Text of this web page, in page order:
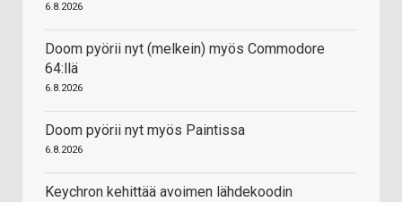
6.8.2026
Doom pyörii nyt (melkein) myös Commodore
64:llä
6.8.2026
Doom pyörii nyt myös Paintissa
6.8.2026
Keychron kehittää avoimen lähdekoodin